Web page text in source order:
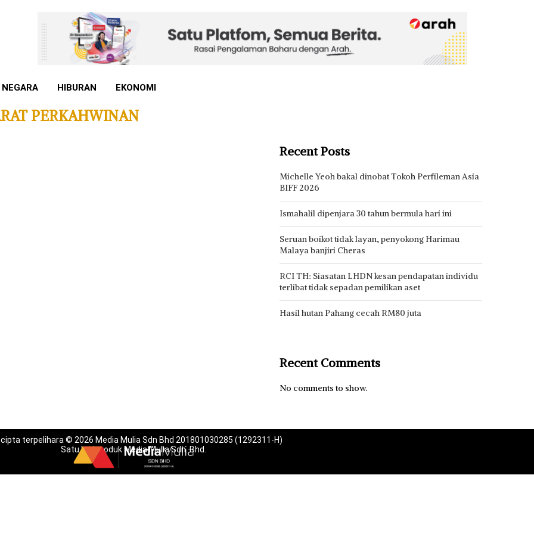
HIBURAN EKONOMI
PERKAHWINAN
Recent Posts
Michelle Yeoh bakal dinobat Tokoh Perfileman Asia
BIFF 2026
Ismahalil dipenjara 30 tahun bermula hari ini
Seruan boikot tidak layan, penyokong Harimau
Malaya banjiri Cheras
RCI TH: Siasatan LHDN kesan pendapatan individu
terlibat tidak sepadan pemilikan aset
Hasil hutan Pahang cecah RM80 juta
Recent Comments
No comments to show.
cipta terpelihara © 2026 Media Mulia Sdn Bhd 201801030285 (1292311-H)
Satu lagi produk Media Mulia Sdn. Bhd.